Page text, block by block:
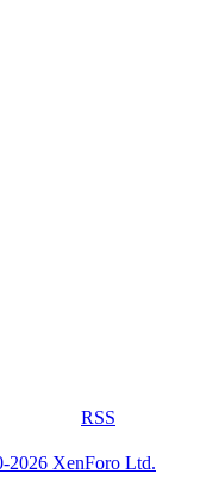
RSS
2026 XenForo Ltd.